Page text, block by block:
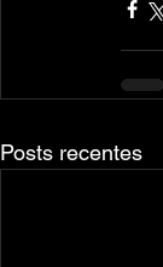
Posts recentes